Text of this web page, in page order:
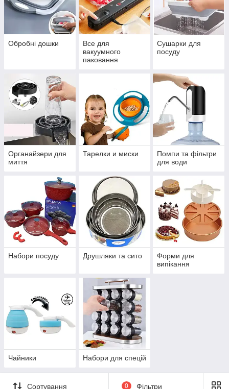
Обробні дошки
Все для
вакуумного
паковання
Сушарки для
посуду
Органайзери для
миття
Тарелки и миски
Помпи та фільтри
для води
Набори посуду Друшляки та сито
Форми для
випікання
Чайники Набори для спецій
Сортування 0 Фільтри